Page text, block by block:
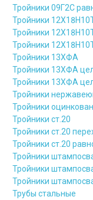
Тройники 09Г2С
Тройники
Тройники
Тройники
Тройники 13ХФА
Тройники 13ХФА
Тройники 13ХФА
Тройники
Тройники
Тройники ст.20
Тройники ст.20
Тройники ст.20
Тройники
Тройники
Тройники
Трубы стальные